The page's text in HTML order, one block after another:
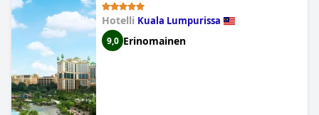
Hotelli Kuala Lumpurissa
9,0 Erinomainen